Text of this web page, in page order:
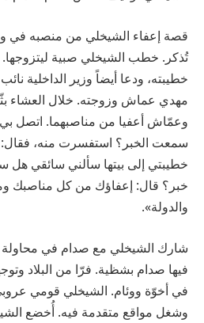
قصة إعفاء الشيخلي من منصبه في
تُذكر. خطب الشيخلي صبية
خطيبته، ودعا أيضاً وزير الداخلية
مهدي عماش وزوجته. خلال العشاء
وعمّاش أعفيا من مناصبهما. اتصل
سمعت الخبر؟ استفسرت منه، فقال:
خطيبتي إلى بيتها سألني سائقي هل
خبر؟ قال: إعفاؤك من كل مناصبك
والدولة».
شارك الشيخلي مع صدام في محاولة
فيها صدام بشظية. فرّا من البلاد
في أخوّة ووئام. الشيخلي قومي
وشغل مواقع متقدمة فيه. أُخضع